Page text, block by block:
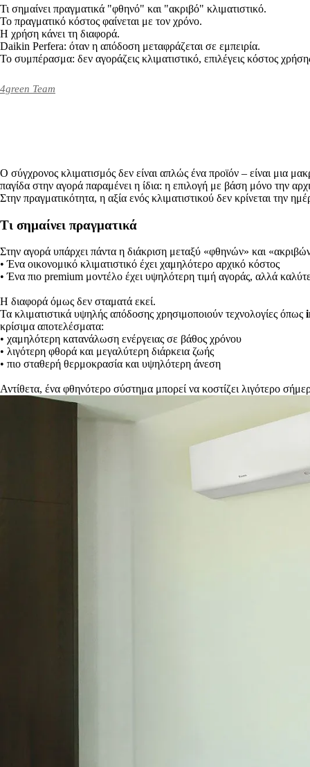
Τι σημαίνει πραγματικά "φθηνό" και "ακριβό" κλιματιστικό.
Το πραγματικό κόστος φαίνεται με τον χρόνο.
Η χρήση κάνει τη διαφορά.
Daikin Perfera: όταν η απόδοση μεταφράζεται σε εμπειρία.
​​​​​​​Το συμπέρασμα: δεν αγοράζεις κλιματιστικό, επιλέγεις κόστος
4green Team
Ο σύγχρονος κλιματισμός δεν είναι απλώς ένα προϊόν – είναι μια
παγίδα στην αγορά παραμένει η ίδια: η επιλογή με βάση μόνο την
Στην πραγματικότητα, η αξία ενός κλιματιστικού δεν κρίνεται την
Τι σημαίνει πραγματικά
Στην αγορά υπάρχει πάντα η διάκριση μεταξύ «φθηνών» και
• Ένα οικονομικό κλιματιστικό έχει χαμηλότερο αρχικό κόστος
• Ένα πιο premium μοντέλο έχει υψηλότερη τιμή αγοράς, αλλά
Η διαφορά όμως δεν σταματά εκεί.
Τα κλιματιστικά υψηλής απόδοσης χρησιμοποιούν τεχνολογίες όπως
κρίσιμα αποτελέσματα:
• χαμηλότερη κατανάλωση ενέργειας σε βάθος χρόνου
• λιγότερη φθορά και μεγαλύτερη διάρκεια ζωής
• πιο σταθερή θερμοκρασία και υψηλότερη άνεση
Αντίθετα, ένα φθηνότερο σύστημα μπορεί να κοστίζει λιγότερο